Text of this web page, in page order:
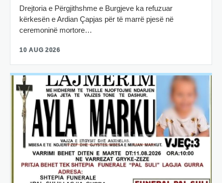
Drejtoria e Përgjithshme e Burgjeve ka refuzuar
kërkesën e Ardian Çapjas për të marrë pjesë në
ceremoninë mortore…
10 AUG 2026